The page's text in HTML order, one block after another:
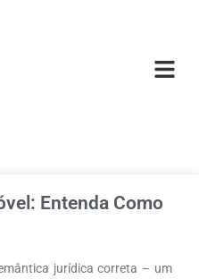
Entenda Como
jurídica correta – um